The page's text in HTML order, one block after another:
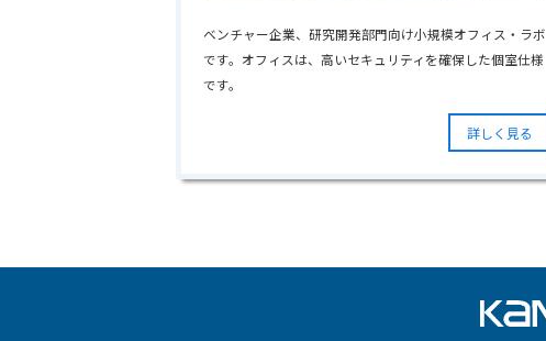
ベンチャー企業、研究開発部門向け小規模オフィス・ラボ
です。オフィスは、高いセキュリティを確保した個室仕様
です。
詳しく見る